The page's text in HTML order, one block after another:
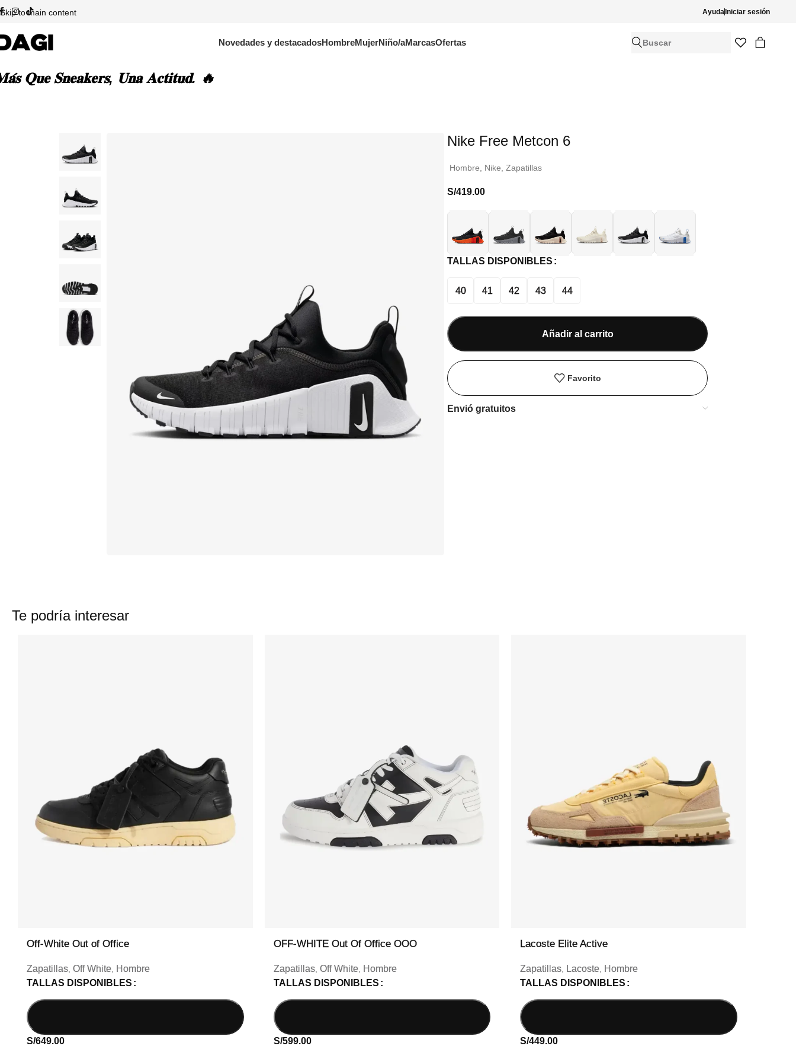
Skip to main content AyudaIniciar sesión
Novedades y destacadosHombreMujerNiño/aMarcasOfertas Buscar
𝐐𝐮𝐞 𝐒𝐧𝐞𝐚𝐤𝐞𝐫𝐬, 𝐔𝐧𝐚 𝐀𝐜𝐭𝐢𝐭𝐮𝐝. 🔥
Nike Free Metcon 6
Hombre Nike Zapatillas
S/419.00
TALLAS DISPONIBLES
40 41 42 43 44
Añadir al carrito
Favorito
Envió gratuitos
Te podría interesar
Off-White Out of Office
Zapatillas, Off White, Hombre
TALLAS DISPONIBLES
S/649.00
OFF-WHITE Out Of Office OOO
Zapatillas, Off White, Hombre
TALLAS DISPONIBLES
S/599.00
Lacoste Elite Active
Zapatillas, Lacoste, Hombre
TALLAS DISPONIBLES
S/449.00